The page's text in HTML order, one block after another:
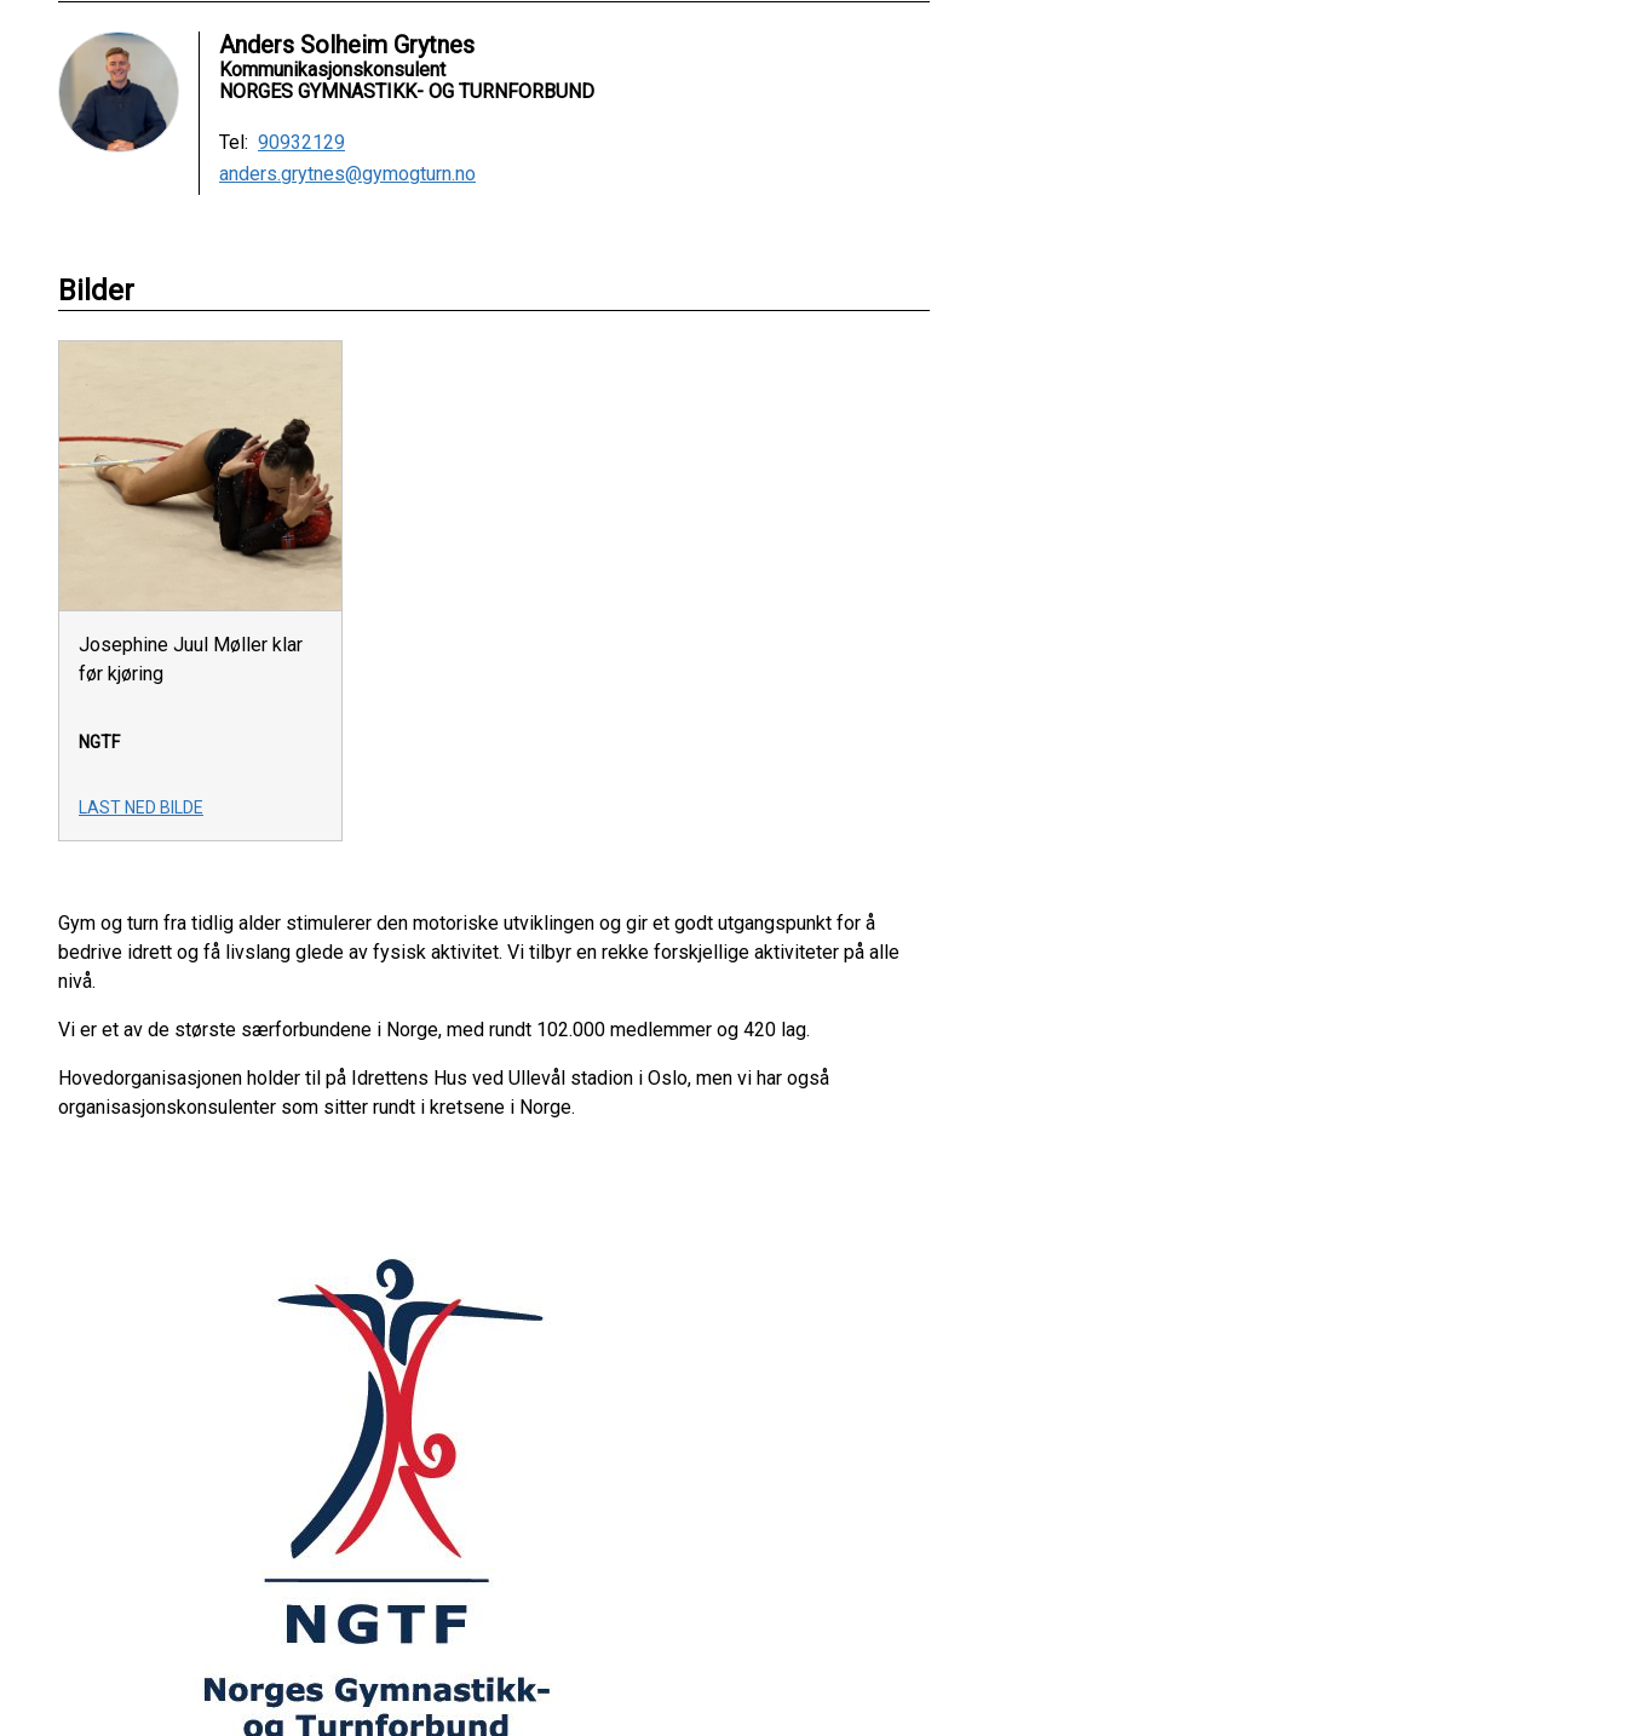
Anders Solheim Grytnes
Kommunikasjonskonsulent
NORGES GYMNASTIKK- OG TURNFORBUND
Tel: 90932129
anders.grytnes@gymogturn.no
Bilder
Josephine Juul Møller klar
før kjøring
NGTF
LAST NED BILDE
Gym og turn fra tidlig alder stimulerer den motoriske utviklingen og gir et godt utgangspunkt for å
bedrive idrett og få livslang glede av fysisk aktivitet. Vi tilbyr en rekke forskjellige aktiviteter på alle
nivå.
Vi er et av de største særforbundene i Norge, med rundt 102.000 medlemmer og 420 lag.
Hovedorganisasjonen holder til på Idrettens Hus ved Ullevål stadion i Oslo, men vi har også
organisasjonskonsulenter som sitter rundt i kretsene i Norge.